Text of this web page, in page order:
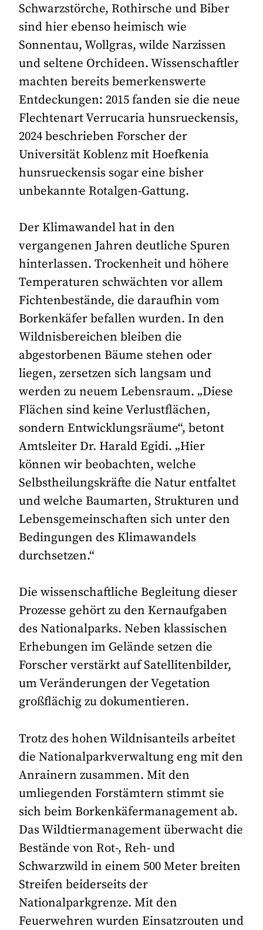
Schwarzstörche, Rothirsche und Biber
sind hier ebenso heimisch wie
Sonnentau, Wollgras, wilde Narzissen
und seltene Orchideen. Wissenschaftler
machten bereits bemerkenswerte
Entdeckungen: 2015 fanden sie die neue
Flechtenart Verrucaria hunsrueckensis,
2024 beschrieben Forscher der
Universität Koblenz mit Hoefkenia
hunsrueckensis sogar eine bisher
unbekannte Rotalgen-Gattung.
Der Klimawandel hat in den
vergangenen Jahren deutliche Spuren
hinterlassen. Trockenheit und höhere
Temperaturen schwächten vor allem
Fichtenbestände, die daraufhin vom
Borkenkäfer befallen wurden. In den
Wildnisbereichen bleiben die
abgestorbenen Bäume stehen oder
liegen, zersetzen sich langsam und
werden zu neuem Lebensraum. „Diese
Flächen sind keine Verlustflächen,
sondern Entwicklungsräume“, betont
Amtsleiter Dr. Harald Egidi. „Hier
können wir beobachten, welche
Selbstheilungskräfte die Natur entfaltet
und welche Baumarten, Strukturen und
Lebensgemeinschaften sich unter den
Bedingungen des Klimawandels
durchsetzen.“
Die wissenschaftliche Begleitung dieser
Prozesse gehört zu den Kernaufgaben
des Nationalparks. Neben klassischen
Erhebungen im Gelände setzen die
Forscher verstärkt auf Satellitenbilder,
um Veränderungen der Vegetation
großflächig zu dokumentieren.
Trotz des hohen Wildnisanteils arbeitet
die Nationalparkverwaltung eng mit den
Anrainern zusammen. Mit den
umliegenden Forstämtern stimmt sie
sich beim Borkenkäfermanagement ab.
Das Wildtiermanagement überwacht die
Bestände von Rot-, Reh- und
Schwarzwild in einem 500 Meter breiten
Streifen beiderseits der
Nationalparkgrenze. Mit den
Feuerwehren wurden Einsatzrouten und